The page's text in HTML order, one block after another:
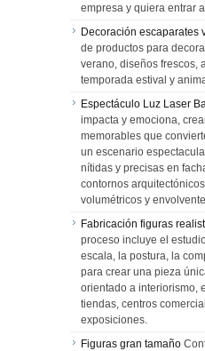
empresa y quiera entrar
Decoración escaparates
de productos para
verano, diseños frescos,
temporada estival y
Espectáculo Luz Laser
impacta y emociona,
memorables que
un escenario
nítidas y precisas en
contornos
volumétricos y
Fabricación figuras
proceso incluye el
escala, la postura, la
para crear una pieza
orientado a interiorismo,
tiendas, centros
exposiciones.
Figuras gran tamaño